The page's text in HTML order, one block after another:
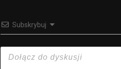
Subskrybuj